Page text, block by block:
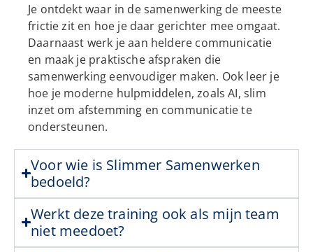
Je ontdekt waar in de samenwerking de meeste
frictie zit en hoe je daar gerichter mee omgaat.
Daarnaast werk je aan heldere communicatie
en maak je praktische afspraken die
samenwerking eenvoudiger maken. Ook leer je
hoe je moderne hulpmiddelen, zoals AI, slim
inzet om afstemming en communicatie te
ondersteunen.
Voor wie is Slimmer Samenwerken
bedoeld?
Werkt deze training ook als mijn team
niet meedoet?